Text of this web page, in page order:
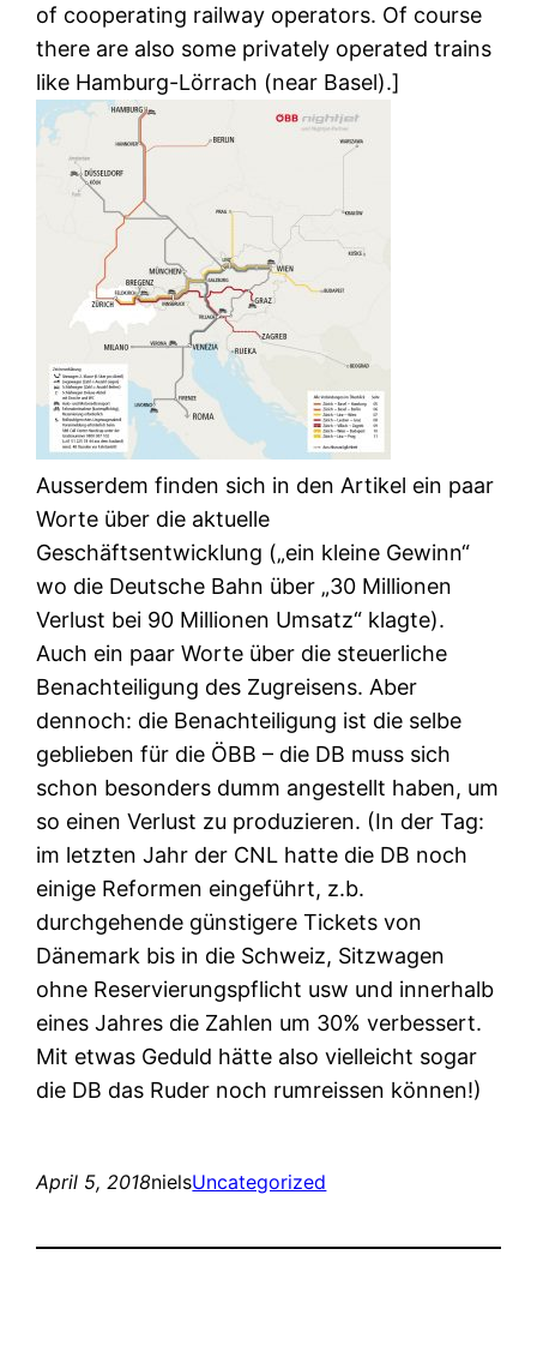
of cooperating railway operators. Of course
there are also some privately operated trains
like Hamburg-Lörrach (near Basel).]
Ausserdem finden sich in den Artikel ein paar
Worte über die aktuelle
Geschäftsentwicklung („ein kleine Gewinn“
wo die Deutsche Bahn über „30 Millionen
Verlust bei 90 Millionen Umsatz“ klagte).
Auch ein paar Worte über die steuerliche
Benachteiligung des Zugreisens. Aber
dennoch: die Benachteiligung ist die selbe
geblieben für die ÖBB – die DB muss sich
schon besonders dumm angestellt haben, um
so einen Verlust zu produzieren. (In der Tag:
im letzten Jahr der CNL hatte die DB noch
einige Reformen eingeführt, z.b.
durchgehende günstigere Tickets von
Dänemark bis in die Schweiz, Sitzwagen
ohne Reservierungspflicht usw und innerhalb
eines Jahres die Zahlen um 30% verbessert.
Mit etwas Geduld hätte also vielleicht sogar
die DB das Ruder noch rumreissen können!)
April 5, 2018nielsUncategorized